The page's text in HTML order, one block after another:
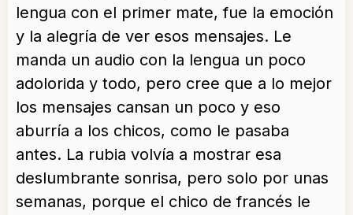
lengua con el primer mate, fue la emoción
y la alegría de ver esos mensajes. Le
manda un audio con la lengua un poco
adolorida y todo, pero cree que a lo mejor
los mensajes cansan un poco y eso
aburría a los chicos, como le pasaba
antes. La rubia volvía a mostrar esa
deslumbrante sonrisa, pero solo por unas
semanas, porque el chico de francés le